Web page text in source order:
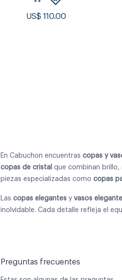
US$110.00
En Cabuchon encuentras copas y
copas de cristal que combinan brillo,
piezas especializadas como copas
Las copas elegantes y vasos
inolvidable. Cada detalle refleja el
Preguntas frecuentes